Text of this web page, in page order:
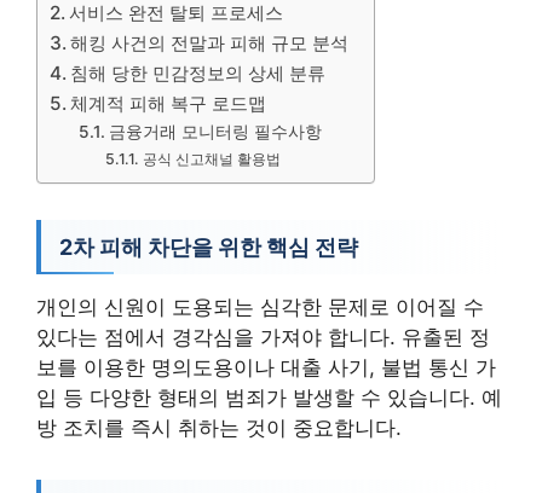
서비스 완전 탈퇴 프로세스
해킹 사건의 전말과 피해 규모 분석
침해 당한 민감정보의 상세 분류
체계적 피해 복구 로드맵
금융거래 모니터링 필수사항
공식 신고채널 활용법
2차 피해 차단을 위한 핵심 전략
개인의 신원이 도용되는 심각한 문제로 이어질 수
있다는 점에서 경각심을 가져야 합니다. 유출된 정
보를 이용한 명의도용이나 대출 사기, 불법 통신 가
입 등 다양한 형태의 범죄가 발생할 수 있습니다. 예
방 조치를 즉시 취하는 것이 중요합니다.